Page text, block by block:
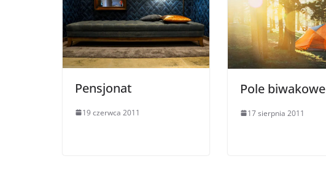
Pensjonat
19 czerwca 2011
Pole biwakowe
17 sierpnia 2011